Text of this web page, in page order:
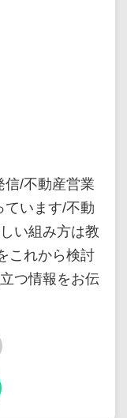
信/不動産営業
ています/不動
い組み方は教
これから検討
つ情報をお伝